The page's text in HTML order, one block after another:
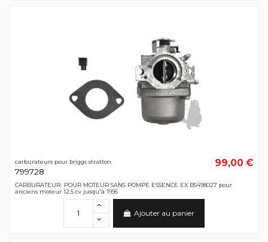
carburateurs pour briggs stratton
799728
99,00 €
CARBURATEUR POUR MOTEUR SANS POMPE ESSENCE EX BS498027 pour
anciens moteur 12,5 cv jusqu'à 1996
Ajouter au panier